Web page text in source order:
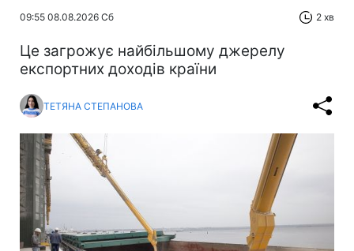
09:55 08.08.2026 Сб 2 хв
Це загрожує найбільшому джерелу
експортних доходів країни
ТЕТЯНА СТЕПАНОВА